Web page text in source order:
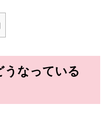
うなっている